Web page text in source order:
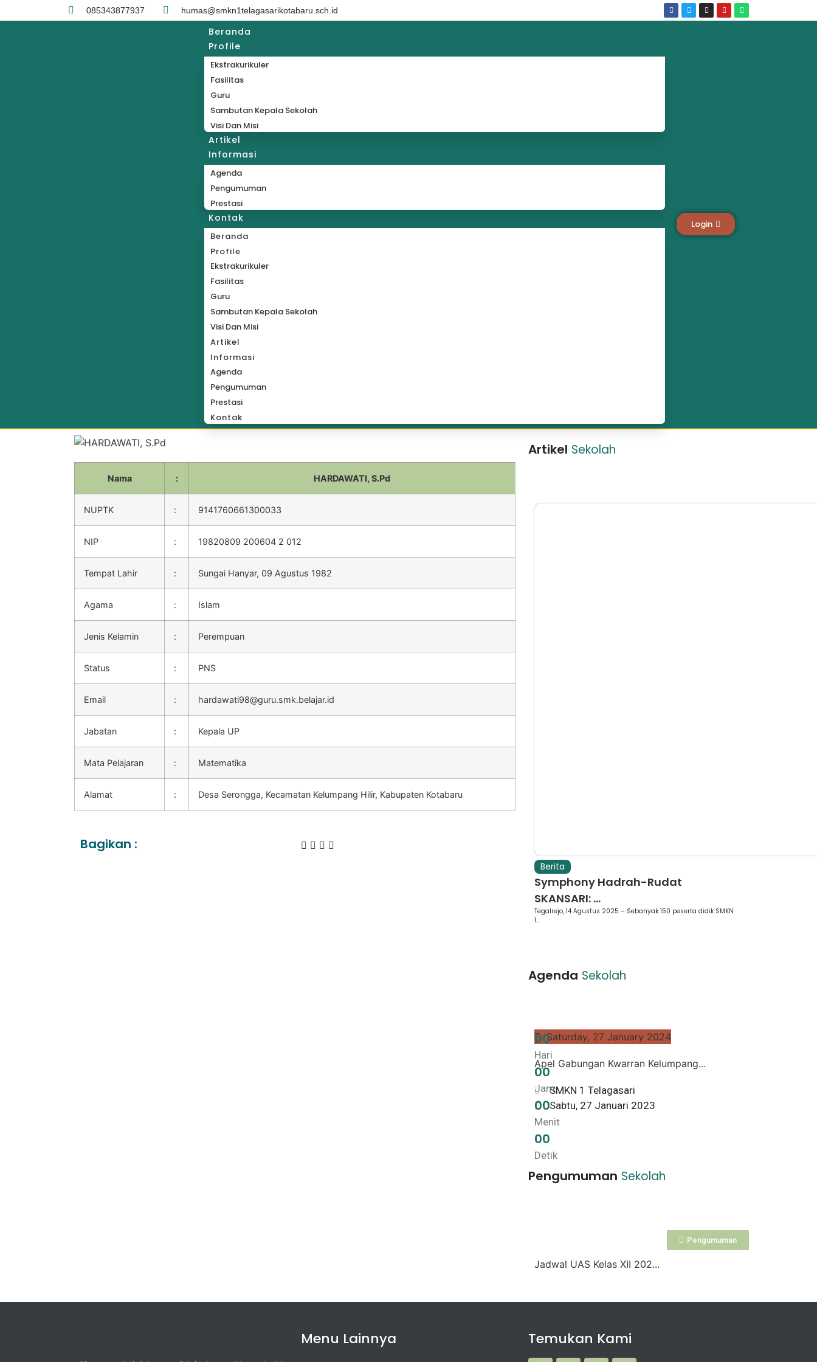
085343877937 humas@smkn1telagasarikotabaru.sch.id
Beranda
Profile
Ekstrakurikuler
Fasilitas
Guru
Sambutan Kepala Sekolah
Visi Dan Misi
Artikel
Informasi
Agenda
Pengumuman
Prestasi
Kontak
Beranda
Profile
Ekstrakurikuler
Fasilitas
Guru
Sambutan Kepala Sekolah
Visi Dan Misi
Artikel
Informasi
Agenda
Pengumuman
Prestasi
Kontak
Login
Nama : HARDAWATI, S.Pd
NUPTK : 9141760661300033
NIP : 19820809 200604 2 012
Tempat Lahir : Sungai Hanyar, 09 Agustus 1982
Agama : Islam
Jenis Kelamin : Perempuan
Status : PNS
Email : hardawati98@guru.smk.belajar.id
Jabatan : Kepala UP
Mata Pelajaran : Matematika
Alamat : Desa Serongga, Kecamatan Kelumpang Hilir, Kabupaten Kotabaru
Bagikan :
Artikel Sekolah
Berita
Symphony Hadrah-Rudat
SKANSARI: ...
Tegalrejo, 14 Agustus 2025 – Sebanyak 150 peserta didik SMKN
1...
Agenda Sekolah
Saturday, 27 January 2024
Apel Gabungan Kwarran Kelumpang...
SMKN 1 Telagasari
Sabtu, 27 Januari 2023
00
Hari
00
Jam
00
Menit
00
Detik
Pengumuman Sekolah
Pengumuman
Jadwal UAS Kelas XII 202...
Menu Lainnya Temukan Kami